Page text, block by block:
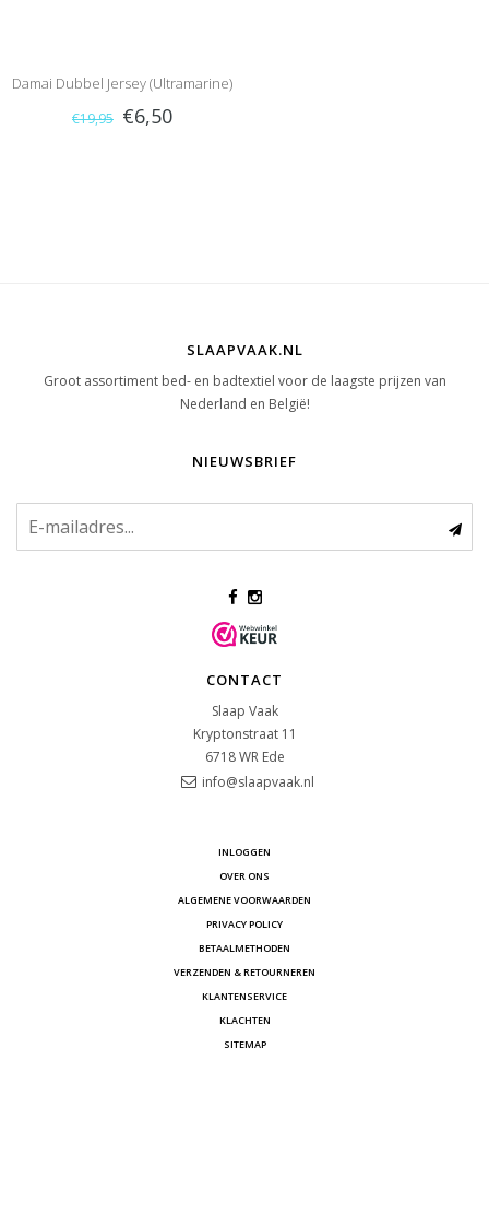
Damai Dubbel Jersey (Ultramarine)
€19,95 €6,50
SLAAPVAAK.NL
Groot assortiment bed- en badtextiel voor de laagste prijzen van
Nederland en België!
NIEUWSBRIEF
CONTACT
Slaap Vaak
Kryptonstraat 11
6718 WR Ede
info@slaapvaak.nl
INLOGGEN
OVER ONS
ALGEMENE VOORWAARDEN
PRIVACY POLICY
BETAALMETHODEN
VERZENDEN & RETOURNEREN
KLANTENSERVICE
KLACHTEN
SITEMAP